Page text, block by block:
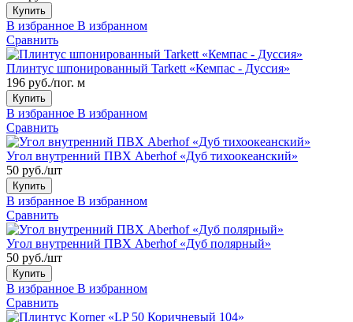
Купить
В избранное В избранном
Сравнить
Плинтус шпонированный Tarkett «Кемпас - Дуссия»
196 руб./пог. м
Купить
В избранное В избранном
Сравнить
Угол внутренний ПВХ Aberhof «Дуб тихоокеанский»
50 руб./шт
Купить
В избранное В избранном
Сравнить
Угол внутренний ПВХ Aberhof «Дуб полярный»
50 руб./шт
Купить
В избранное В избранном
Сравнить